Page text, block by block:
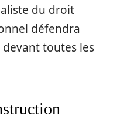
du droit
défendra
toutes les